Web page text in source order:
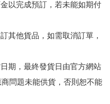
以完成預訂，若未能如期付
其他貨品，如需取消訂單，
期，最終發貨日由官方網站
問題未能供貨，否則恕不能